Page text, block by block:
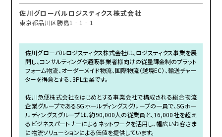
佐川グローバルロジスティクス株式会社
東京都品川区勝島1‐1‐1
佐川グローバルロジスティクス株式会社は、ロジスティクス事業を展
開し、コンサルティングや通販事業者様向けの従量課金制のプラット
フォーム物流、オーダーメイド物流、国際物流（越境EC）、輸送チャー
ターを得意とする、3PL企業です。
佐川急便株式会社をはじめとする事業会社で構成される総合物流
企業グループであるSGホールディングスグループの一員で、SGホー
ルディングスグループは、約90,000人の従業員と、16,000社を超え
るビジネスパートナーによるネットワークを活用し、幅広いお客さま
に物流ソリューションによる価値を提供しています。